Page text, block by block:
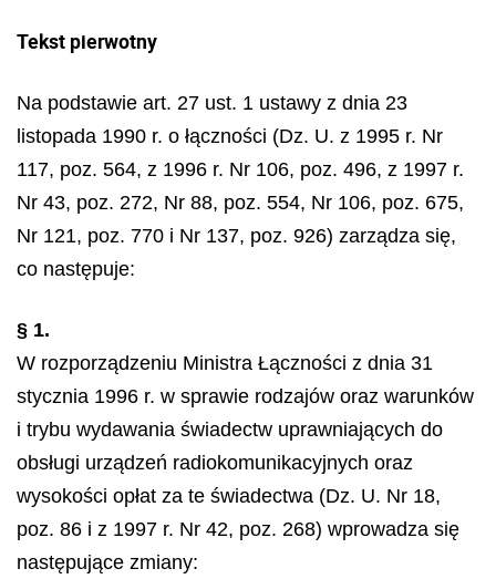
Tekst pierwotny
Na podstawie art. 27 ust. 1 ustawy z dnia 23
listopada 1990 r. o łączności (Dz. U. z 1995 r. Nr
117, poz. 564, z 1996 r. Nr 106, poz. 496, z 1997 r.
Nr 43, poz. 272, Nr 88, poz. 554, Nr 106, poz. 675,
Nr 121, poz. 770 i Nr 137, poz. 926) zarządza się,
co następuje:
§ 1.
W rozporządzeniu Ministra Łączności z dnia 31
stycznia 1996 r. w sprawie rodzajów oraz warunków
i trybu wydawania świadectw uprawniających do
obsługi urządzeń radiokomunikacyjnych oraz
wysokości opłat za te świadectwa (Dz. U. Nr 18,
poz. 86 i z 1997 r. Nr 42, poz. 268) wprowadza się
następujące zmiany: